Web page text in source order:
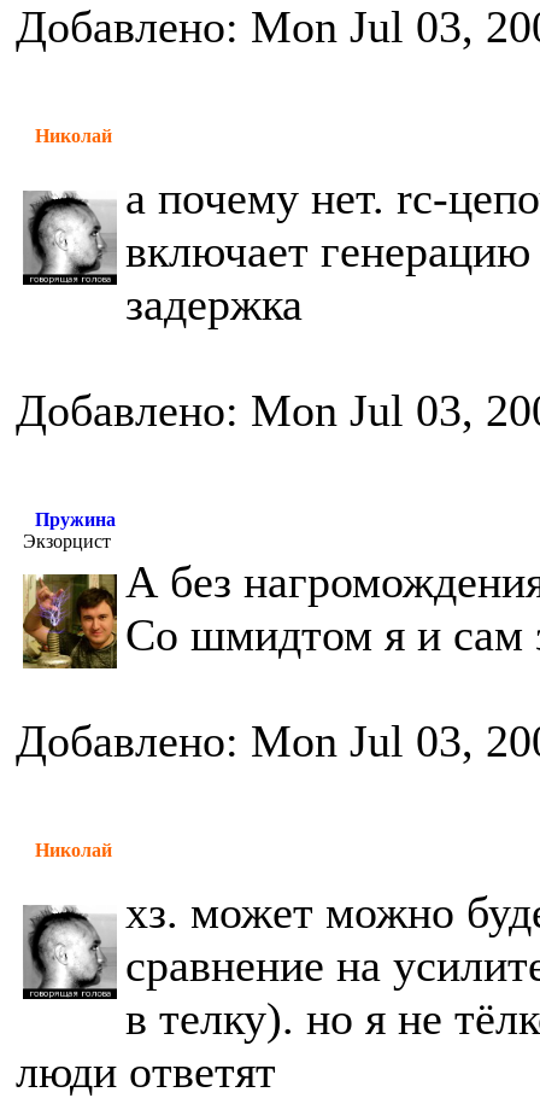
Добавлено: Mon Jul 03,
Николай
а почему нет. rc-
включает
задержка
Добавлено: Mon Jul 03,
Пружина
Экзорцист
А без
Со шмидтом я и сам
Добавлено: Mon Jul 03,
Николай
хз. может можно
сравнение на
в телку). но я не
люди ответят